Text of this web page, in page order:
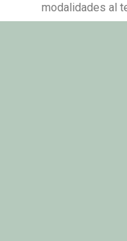
modalidades al